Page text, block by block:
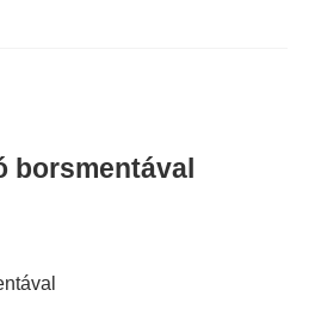
borsmentával